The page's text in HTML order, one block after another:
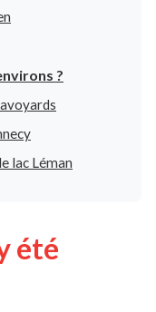
?
lac Léman
été